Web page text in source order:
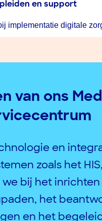
en support
implementatie digitale
van ons
en
zoals het
bij het inrichten
het
en het